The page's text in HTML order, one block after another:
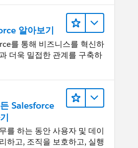
알아보기
를 통해 비즈니스를 혁신하
더욱 밀접한 관계를 구축하
Salesforce
를 하는 동안 사용자 및 데이
하고, 조직을 보호하고, 실행